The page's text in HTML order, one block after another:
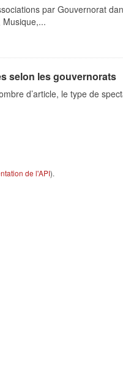
par Gouvernorat
selon les gouvernorats
d’article, le type de
de l'API).